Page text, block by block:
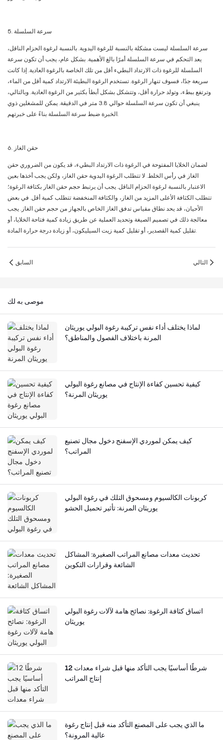
5. سرعة السلسلة
سرعة السلسلة ليست مشكلة بالنسبة للرغوة اليدوية. بالنسبة لرغوة الحزام الناقل،
يعد التحكم في سرعة السلسلة أمرًا بالغ الأهمية. بشكل عام، يجب أن تكون سرعة
السلسلة للرغوة ذات الارتداد البطيء أقل من تلك الخاصة بالرغوة العادية. إذا كانت
سريعة جدًا، فسوف تنهار الرغوة. تستخدم الرغوة البطيئة الارتداد كمية أقل من الماء،
وترتفع ببطء، وتولد حرارة أقل، وتتشكل بشكل أبطأ بكثير من الرغوة العادية. وبالتالي،
ينبغي أن تكون سرعة السلسلة حوالي 3.8 متر في الدقيقة. يمكن للمشغلين ذوي
الخبرة ضبط سرعة السلسلة بناءً على خبرتهم.
6. حقن الغاز
لضمان الخلايا المفتوحة في الرغوة ذات الارتداد البطيء، قد يكون من الضروري حقن
الغاز في رأس الخلط. لا تتطلب الرغوة اليدوية حقن الغاز، ولكن يجب أخذها بعين
الاعتبار بالنسبة لرغوة الحزام الناقل. يجب أن يرتبط حجم حقن الغاز بكثافة الرغوة؛
تتطلب الكثافة الأعلى المزيد من الغاز، والكثافة المنخفضة تتطلب كمية أقل. في بعض
الأحيان، قد يحد نطاق مقياس تدفق الغاز الخاص بالجهاز من حجم حقن الغاز. يجب
معالجة ذلك في تصميم الصيغة وتحديد العملية عن طريق زيادة كمية فتاحة الخلايا، أو
تقليل كمية القصدير، أو تقليل كمية زيت السيليكون، أو زيادة درجة حرارة المادة.
السابق التالي
موصى به لك
لماذا يختلف أداء نفس تركيبة رغوة البولي يوريثان
المرنة باختلاف الفصول والمناطق؟
كيفية تحسين كفاءة الإنتاج في مصانع رغوة البولي
يوريثان المرنة؟
كيف يمكن لموردي الإسفنج دخول مجال تصنيع
المراتب؟
كربونات الكالسيوم ومسحوق التلك في رغوة البولي
يوريثان المرنة: تأثير تحميل الحشو
تحديث معدات مصانع المراتب الصغيرة: المشاكل
الشائعة وقرارات التكوين
اتساق كثافة الرغوة: نصائح هامة لآلات رغوة البولي
يوريثان
12 شرطًا أساسيًا يجب التأكد منها قبل شراء معدات
إنتاج المراتب
ما الذي يجب على المصنع التأكد منه قبل إنتاج رغوة
عالية المرونة؟